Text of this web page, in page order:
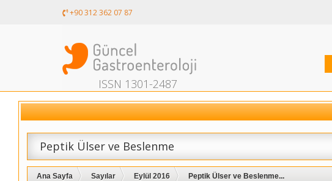
+90 312 362 07 87
ISSN 1301-2487
Peptik Ülser ve Beslenme
Ana Sayfa Sayılar Eylül 2016 Peptik Ülser ve Beslenme...